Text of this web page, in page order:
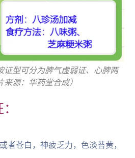
证型可分为脾气虚弱证、心脾两
源：华药堂合成）
者苍白，神疲乏力，色淡苔黄，